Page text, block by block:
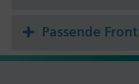
Passende